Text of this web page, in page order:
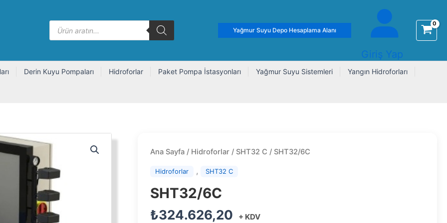
search
Yağmur Suyu Depo Hesaplama Alanı
Giriş Yap
Derin Kuyu Pompaları Hidroforlar Paket Pompa İstasyonları Yağmur Suyu Sistemleri Yangın Hidroforları
Ana Sayfa / Hidroforlar / SHT32 C / SHT32/6C
Hidroforlar , SHT32 C
SHT32/6C
₺324.626,20 + KDV